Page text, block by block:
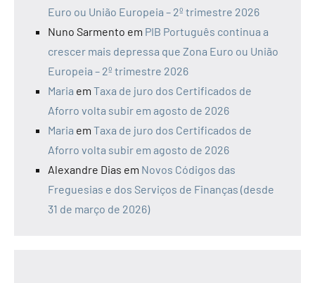
Euro ou União Europeia – 2º trimestre 2026
Nuno Sarmento em PIB Português continua a
crescer mais depressa que Zona Euro ou União
Europeia – 2º trimestre 2026
Maria em Taxa de juro dos Certificados de
Aforro volta subir em agosto de 2026
Maria em Taxa de juro dos Certificados de
Aforro volta subir em agosto de 2026
Alexandre Dias em Novos Códigos das
Freguesias e dos Serviços de Finanças (desde
31 de março de 2026)